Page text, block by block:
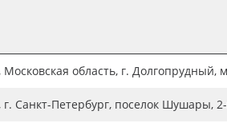
монтажная Oratape
Московская область, г. Долгопрудный,
г. Санкт-Петербург, поселок Шушары,